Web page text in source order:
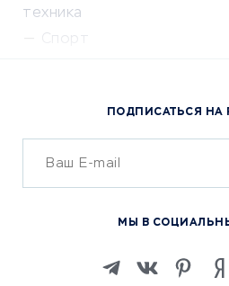
техника
Спорт
Сервисы доставки
ОБУЧЕНИЕ И РАБОТА
Изучение иностранных
ПОДПИСАТЬСЯ НА
МЫ В